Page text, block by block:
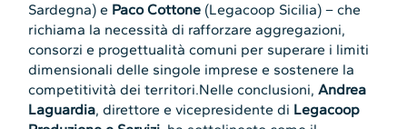
Sardegna) e Paco Cottone (Legacoop Sicilia) – che
richiama la necessità di rafforzare aggregazioni,
consorzi e progettualità comuni per superare i limiti
dimensionali delle singole imprese e sostenere la
competitività dei territori.Nelle conclusioni,Andrea
Laguardia, direttore e vicepresidente di Legacoop